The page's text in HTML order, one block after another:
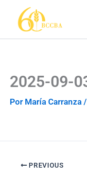
contenido
2025-09-
Por María Carranza /
PREVIOUS